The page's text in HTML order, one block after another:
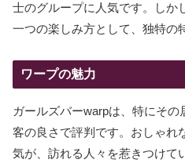
士のグループに人気です。しか
一つの楽しみ方として、独特の
ワープの魅力
ガールズバーwarpは、特にそ
客の良さで評判です。おしゃれ
気が、訪れる人々を惹きつけて